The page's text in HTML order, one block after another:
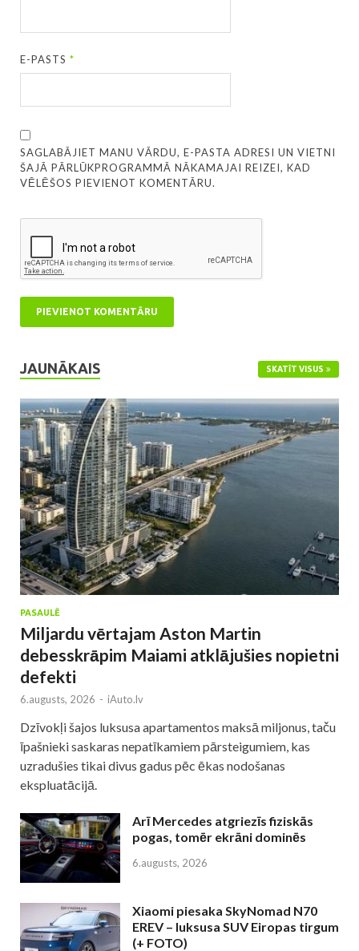
E-PASTS*
SAGLABĀJIET MANU VĀRDU, E-PASTA ADRESI UN VIETNI
ŠAJĀ PĀRLŪKPROGRAMMĀ NĀKAMAJAI REIZEI, KAD
VĒLĒŠOS PIEVIENOT KOMENTĀRU.
JAUNĀKAIS SKATĪT VISUS
PASAULĒ
Miljardu vērtajam Aston Martin
debesskrāpim Maiami atklājušies nopietni
defekti
6.augusts, 2026 - iAuto.lv
Dzīvokļi šajos luksusa apartamentos maksā miljonus, taču
īpašnieki saskaras nepatīkamiem pārsteigumiem, kas
uzradušies tikai divus gadus pēc ēkas nodošanas
ekspluatācijā.
Arī Mercedes atgriezīs fiziskās
pogas, tomēr ekrāni dominēs
6.augusts, 2026
Xiaomi piesaka SkyNomad N70
EREV – luksusa SUV Eiropas tirgum
(+ FOTO)